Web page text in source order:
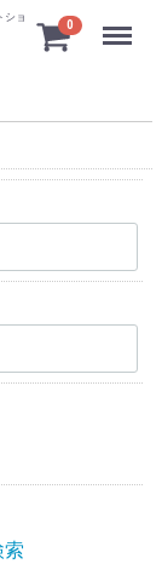
ショ
0 Menu